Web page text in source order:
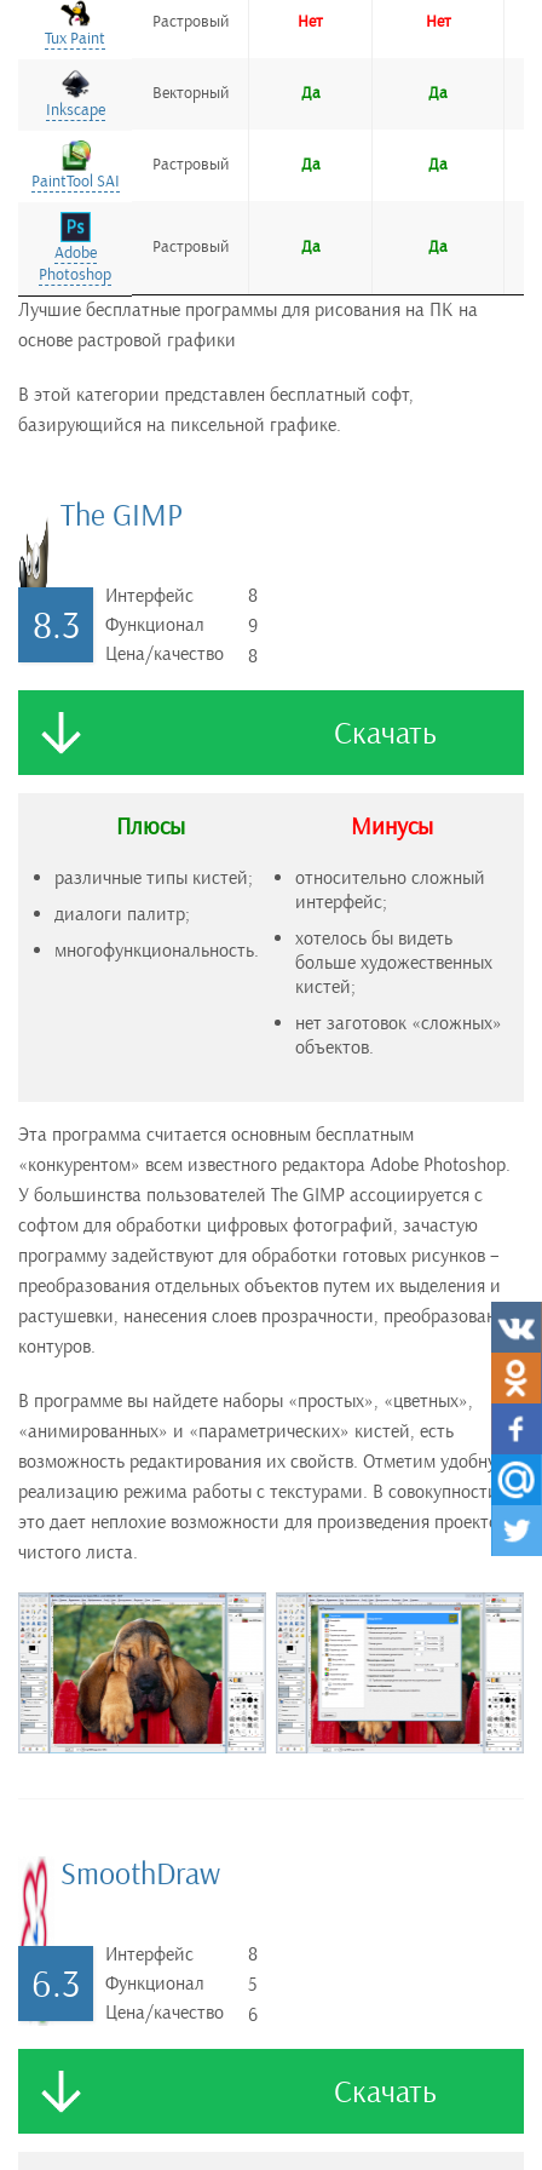
Tux Paint
Растровый Нет Нет
Inkscape
Векторный Да Да
PaintTool SAI
Растровый Да Да
Adobe
Photoshop
Растровый Да Да
Tux Paint
Inkscape
PaintTool SAI
Adobe
Photoshop
Лучшие бесплатные программы для рисования на ПК на
основе растровой графики
В этой категории представлен бесплатный софт,
базирующийся на пиксельной графике.
The GIMP
8.3
Интерфейс
Функционал
Цена/качество
8
9
8
Скачать
Плюсы
различные типы кистей;
диалоги палитр;
многофункциональность.
Минусы
относительно сложный
интерфейс;
хотелось бы видеть
больше художественных
кистей;
нет заготовок «сложных»
объектов.
Эта программа считается основным бесплатным
«конкурентом» всем известного редактора Adobe Photoshop.
У большинства пользователей The GIMP ассоциируется с
софтом для обработки цифровых фотографий, зачастую
программу задействуют для обработки готовых рисунков –
преобразования отдельных объектов путем их выделения и
растушевки, нанесения слоев прозрачности, преобразования
контуров.
В программе вы найдете наборы «простых», «цветных»,
«анимированных» и «параметрических» кистей, есть
возможность редактирования их свойств. Отметим удобную
реализацию режима работы с текстурами. В совокупности
это дает неплохие возможности для произведения проектов с
чистого листа.
SmoothDraw
6.3
Интерфейс
Функционал
Цена/качество
8
5
6
Скачать